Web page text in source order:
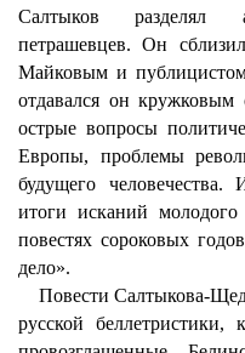
Салтыков разделял
петрашевцев. Он
Майковым и
отдавался он
острые вопросы
Европы, проблемы
будущего
итоги исканий
повестях сороковых
дело».
Повести Салтыкова-
русской беллетристики,